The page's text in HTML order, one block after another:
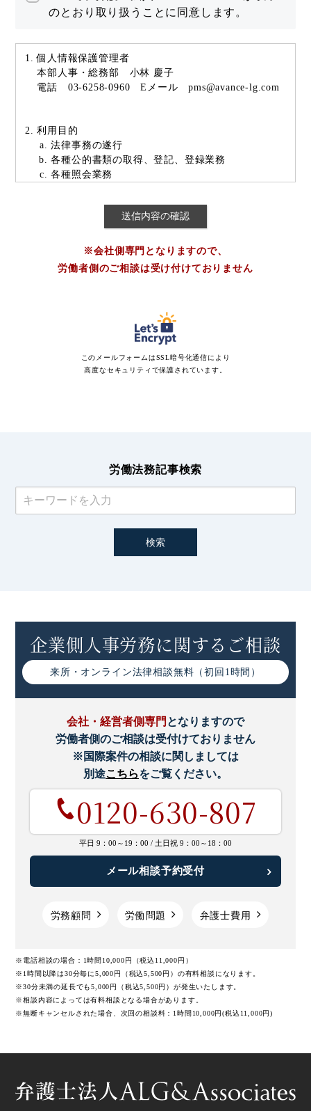
のとおり取り扱うことに同意します。
個人情報保護管理者
本部人事・総務部 小林 慶子
電話 03-6258-0960 Eメール pms@avance-lg.com
利用目的
法律事務の遂行
各種公的書類の取得、登記、登録業務
各種照会業務
各種リーガルサービスの紹介及び提供
事件の当事者（患者、遺族を含む。）を特定できな
若しくはセミナーその他の講演活動において発表す
ること又は当法人が運営するインターネット上のサ
イト、当法人以外の第三者が運営し当法人若しくは
籍若しくは論文その他の当法人が関与する媒体への
その他、法律事務に関連する個人及び団体。
られるよう、委託先に対する必要、かつ、適切な監督
を行います。
開示等手続き
個人情報の利用目的の通知、開示、内容の訂正、追加
又は削除、利用の停止、消去又は第三者への提供の停
止および第三者提供の記録の開示（以下「開示等」と
いう）を求められた場合には、適切、かつ迅速に対応
致します。開示等の請求は下記までお申し付けくださ
い。
【お問い合わせ先】
電話 03-6258-0960 Eメール pms@avance-
かった場合に本人に生じる結果
行に制限が生じることがあります。
お客様へのサービス向上の為にお客様サポートセンタ
ーより、ＣＳ調査と致しまして、当法人のサービスに
※会社側専門となりますので、
労働者側のご相談は受け付けておりません
このメールフォームはSSL暗号化通信により
高度なセキュリティで保護されています。
労働法務記事検索
企業側人事労務に関するご相談
来所・オンライン法律相談無料（初回1時間）
会社・経営者側専門 となりますので
労働者側のご相談は受付けておりません
※国際案件の相談に関しましては
別途こちらをご覧ください。
0120-630-807
平日 9：00～19：00 / 土日祝 9：00～18：00
メール相談予約受付
労務顧問 労働問題 弁護士費用
※電話相談の場合：1時間10,000円（税込11,000円）
※1時間以降は30分毎に5,000円（税込5,500円）の有料相談になります。
※30分未満の延長でも5,000円（税込5,500円）が発生いたします。
※相談内容によっては有料相談となる場合があります。
※無断キャンセルされた場合、次回の相談料：1時間10,000円(税込11,000円)